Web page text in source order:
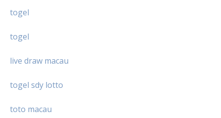
togel
togel
live draw macau
togel sdy lotto
toto macau